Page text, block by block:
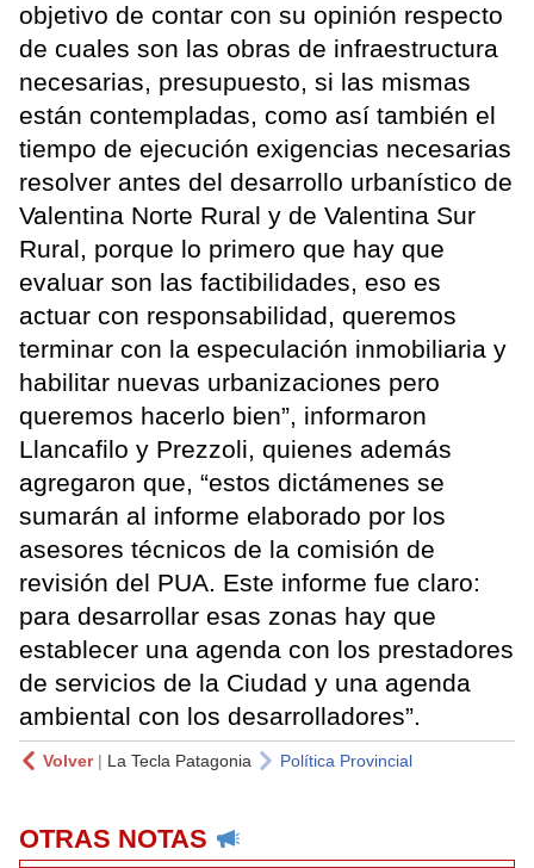
objetivo de contar con su opinión respecto
de cuales son las obras de infraestructura
necesarias, presupuesto, si las mismas
están contempladas, como así también el
tiempo de ejecución exigencias necesarias
resolver antes del desarrollo urbanístico de
Valentina Norte Rural y de Valentina Sur
Rural, porque lo primero que hay que
evaluar son las factibilidades, eso es
actuar con responsabilidad, queremos
terminar con la especulación inmobiliaria y
habilitar nuevas urbanizaciones pero
queremos hacerlo bien”, informaron
Llancafilo y Prezzoli, quienes además
agregaron que, “estos dictámenes se
sumarán al informe elaborado por los
asesores técnicos de la comisión de
revisión del PUA. Este informe fue claro:
para desarrollar esas zonas hay que
establecer una agenda con los prestadores
de servicios de la Ciudad y una agenda
ambiental con los desarrolladores”.
Volver| La Tecla Patagonia Política Provincial
OTRAS NOTAS